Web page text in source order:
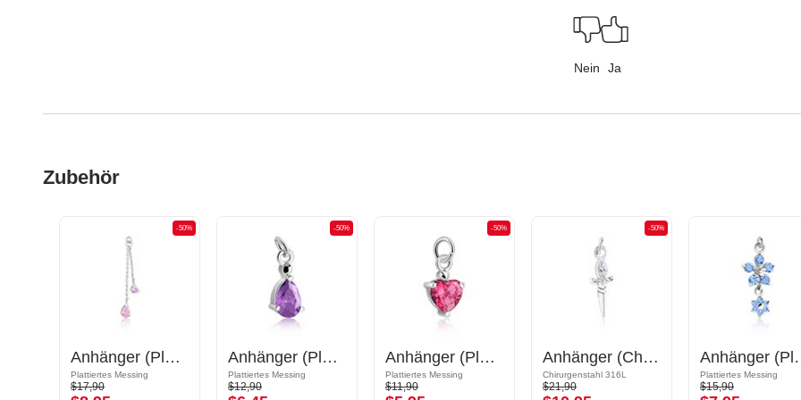
Nein Ja
Zubehör
-50%
Anhänger (Plattiertes Messing) mit Kristallsteinchen
Plattiertes Messing
$17,90
-50%
Anhänger (Plattiertes Messing)
Plattiertes Messing
$12,90
-50%
Anhänger (Plattiertes Messing) mit Kristallsteinchen
Plattiertes Messing
$11,90
-50%
Anhänger (Chirurgenstahl, silber, glänzend) mit Schwert-Design und Kristallstein
Chirurgenstahl 316L
$21,90
Anhänger
Plattiertes Messing
$15,90